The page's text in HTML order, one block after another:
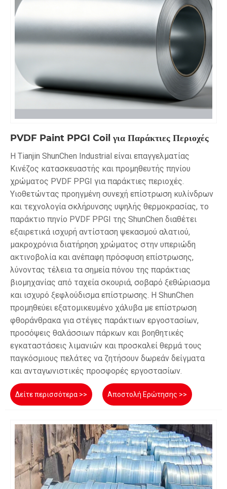
PVDF Paint PPGI Coil για Παράκτιες Περιοχές
Η Tianjin ShunChen Industrial είναι επαγγελματίας
Κινέζος κατασκευαστής και προμηθευτής πηνίου
χρώματος PVDF PPGI για παράκτιες περιοχές.
Υιοθετώντας προηγμένη συνεχή επίστρωση κυλίνδρων
και τεχνολογία σκλήρυνσης υψηλής θερμοκρασίας, το
παράκτιο πηνίο PVDF PPGI της ShunChen διαθέτει
εξαιρετικά ισχυρή αντίσταση ψεκασμού αλατιού,
μακροχρόνια διατήρηση χρώματος στην υπεριώδη
ακτινοβολία και ανέπαφη πρόσφυση επίστρωσης,
λύνοντας τέλεια τα σημεία πόνου της παράκτιας
βιομηχανίας από ταχεία σκουριά, σοβαρό ξεθώριασμα
και ισχυρό ξεφλούδισμα επίστρωσης. Η ShunChen
προμηθεύει εξατομικευμένο χάλυβα με επίστρωση
φθοράνθρακα για στέγες παράκτιων εργοστασίων,
προσόψεις θαλάσσιων πάρκων και βοηθητικές
εγκαταστάσεις λιμανιών και προσκαλεί θερμά τους
παγκόσμιους πελάτες να ζητήσουν δωρεάν δείγματα
και ανταγωνιστικές προσφορές εργοστασίων.
Δείτε περισσότερα >> Αποστολή Ερώτησης >>